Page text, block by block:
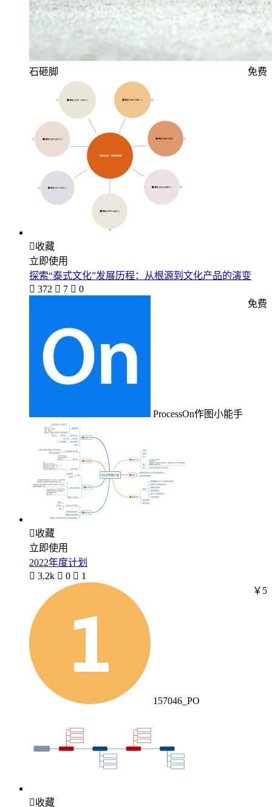
石砸脚 免费
收藏
立即使用
探索“泰式文化”发展历程：从根源到文化产品的演变
 372  7  0
ProcessOn作图小能手
免费
收藏
立即使用
2022年度计划
 3.2k  0  1
157046_PO
￥5
收藏